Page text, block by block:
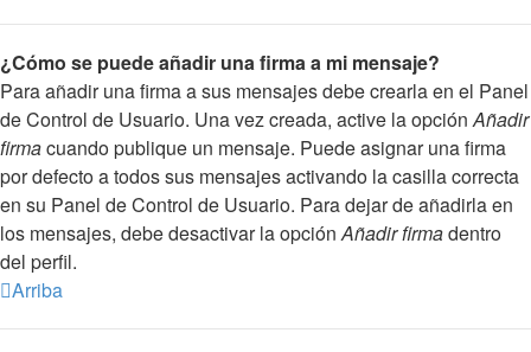
¿Cómo se puede añadir una firma a mi mensaje?
Para añadir una firma a sus mensajes debe crearla en el Panel
de Control de Usuario. Una vez creada, active la opciónAñadir
firmacuando publique un mensaje. Puede asignar una firma
por defecto a todos sus mensajes activando la casilla correcta
en su Panel de Control de Usuario. Para dejar de añadirla en
los mensajes, debe desactivar la opciónAñadir firmadentro
del perfil.
Arriba